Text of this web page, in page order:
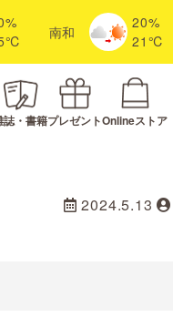
南和
20%
21℃
誌・書籍プレゼントOnlineストア
2024.5.13